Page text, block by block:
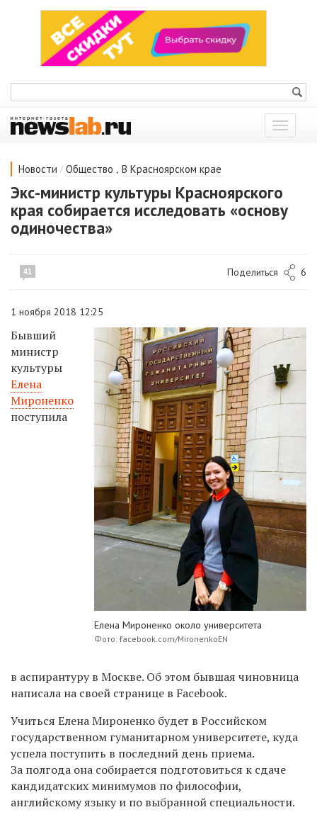
Показать
меню
Новости / Общество , В Красноярском крае
Экс-министр культуры Красноярского
края собирается исследовать «основу
одиночества»
41 Поделиться 6
1 ноября 2018 12:25
Елена Мироненко около университета
Фото: facebook.com/MironenkoEN
Бывший
министр
культуры
Елена
Мироненко
поступила
в аспирантуру в Москве. Об этом бывшая чиновница
написала на своей странице в Facebook.
Учиться Елена Мироненко будет в Российском
государственном гуманитарном университете, куда
успела поступить в последний день приема.
За полгода она собирается подготовиться к сдаче
кандидатских минимумов по философии,
английскому языку и по выбранной специальности.